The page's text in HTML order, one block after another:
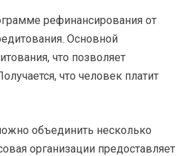
рефинансирования от
Основной
что позволяет
что человек платит
объединить несколько
организации предоставляет